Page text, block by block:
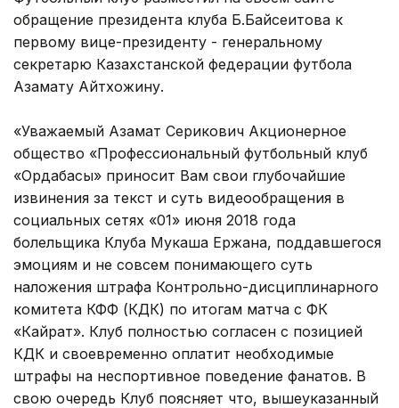
обращение президента клуба Б.Байсеитова к
первому вице-президенту - генеральному
секретарю Казахстанской федерации футбола
Азамату Айтхожину.
«Уважаемый Азамат Серикович Акционерное
общество «Профессиональный футбольный клуб
«Ордабасы» приносит Вам свои глубочайшие
извинения за текст и суть видеообращения в
социальных сетях «01» июня 2018 года
болельщика Клуба Мукаша Ержана, поддавшегося
эмоциям и не совсем понимающего суть
наложения штрафа Контрольно-дисциплинарного
комитета КФФ (КДК) по итогам матча с ФК
«Кайрат». Клуб полностью согласен с позицией
КДК и своевременно оплатит необходимые
штрафы на неспортивное поведение фанатов. В
свою очередь Клуб поясняет что, вышеуказанный